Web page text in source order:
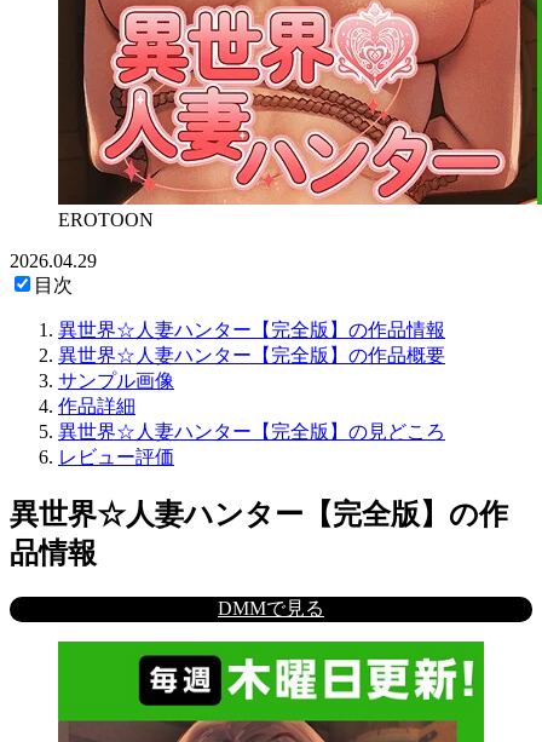
EROTOON
2026.04.29
目次
異世界☆人妻ハンター【完全版】の作品情報
異世界☆人妻ハンター【完全版】の作品概要
サンプル画像
作品詳細
異世界☆人妻ハンター【完全版】の見どころ
レビュー評価
異世界☆人妻ハンター【完全版】の作
品情報
DMMで見る